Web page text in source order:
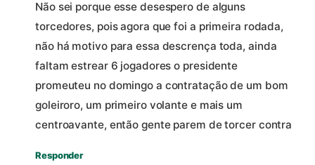
Não sei porque esse desespero de alguns
torcedores, pois agora que foi a primeira rodada,
não há motivo para essa descrença toda, ainda
faltam estrear 6 jogadores o presidente
promeuteu no domingo a contratação de um bom
goleiroro, um primeiro volante e mais um
centroavante, então gente parem de torcer contra
Responder